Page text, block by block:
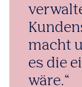
macht
es die
wäre.“